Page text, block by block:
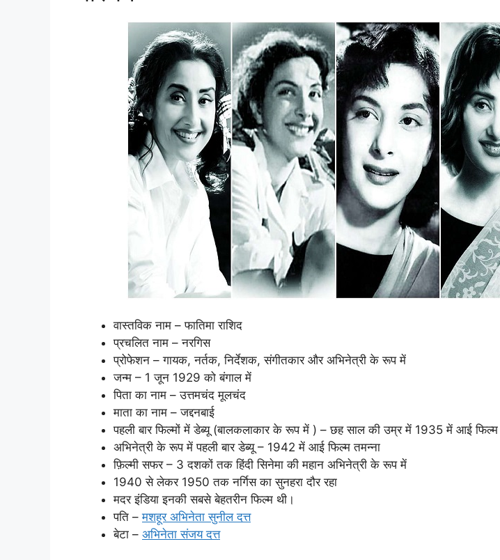
वास्तविक नाम – फातिमा राशिद
प्रचलित नाम – नरगिस
प्रोफेशन – गायक, नर्तक, निर्देशक, संगीतकार और अभिनेत्री के रूप में
जन्म – 1 जून 1929 को बंगाल में
पिता का नाम – उत्तमचंद मूलचंद
माता का नाम – जद्दनबाई
पहली बार फिल्मों में डेब्यू (बालकलाकार के रूप में ) – छह साल की उम्र में 1935 में आई
अभिनेत्री के रूप में पहली बार डेब्यू – 1942 में आई फिल्‍म तमन्‍ना
फ़िल्मी सफर – 3 दशकों तक हिंदी सिनेमा की महान अभिनेत्री के रूप में
1940 से लेकर 1950 तक नर्गिस का सुनहरा दौर रहा
मदर इंडिया इनकी सबसे बेहतरीन फिल्‍म थी।
पति –मशहूर अभिनेता सुनील दत्त
बेटा – अभिनेता संजय दत्त